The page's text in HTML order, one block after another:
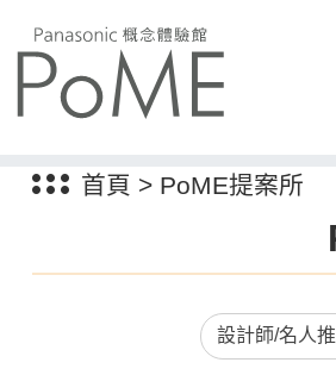
首頁 > PoME提案所
設計師/名人